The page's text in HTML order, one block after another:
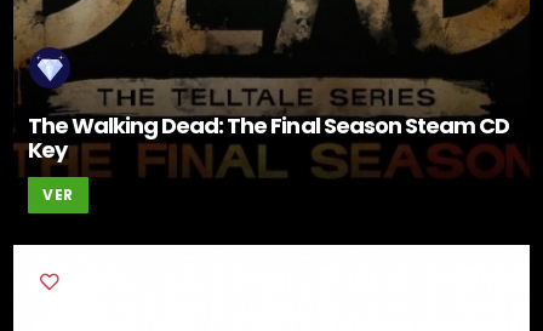
The Walking Dead: The Final Season Steam CD
Key
VER